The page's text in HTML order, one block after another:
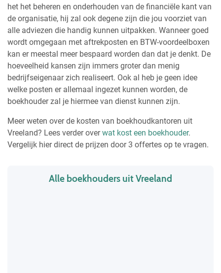
het het beheren en onderhouden van de financiële kant van
de organisatie, hij zal ook degene zijn die jou voorziet van
alle adviezen die handig kunnen uitpakken. Wanneer goed
wordt omgegaan met aftrekposten en BTW-voordeelboxen
kan er meestal meer bespaard worden dan dat je denkt. De
hoeveelheid kansen zijn immers groter dan menig
bedrijfseigenaar zich realiseert. Ook al heb je geen idee
welke posten er allemaal ingezet kunnen worden, de
boekhouder zal je hiermee van dienst kunnen zijn.
Meer weten over de kosten van boekhoudkantoren uit
Vreeland? Lees verder overwat kost een boekhouder.
Vergelijk hier direct de prijzen door 3 offertes op te vragen.
Alle boekhouders uit Vreeland